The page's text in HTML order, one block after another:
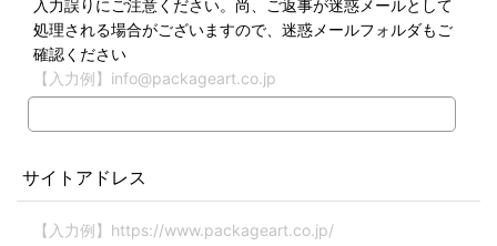
入力誤りにご注意ください。尚、ご返事が迷惑メールとして
処理される場合がございますので、迷惑メールフォルダもご
確認ください
【入力例】info@packageart.co.jp
サイトアドレス
【入力例】https://www.packageart.co.jp/